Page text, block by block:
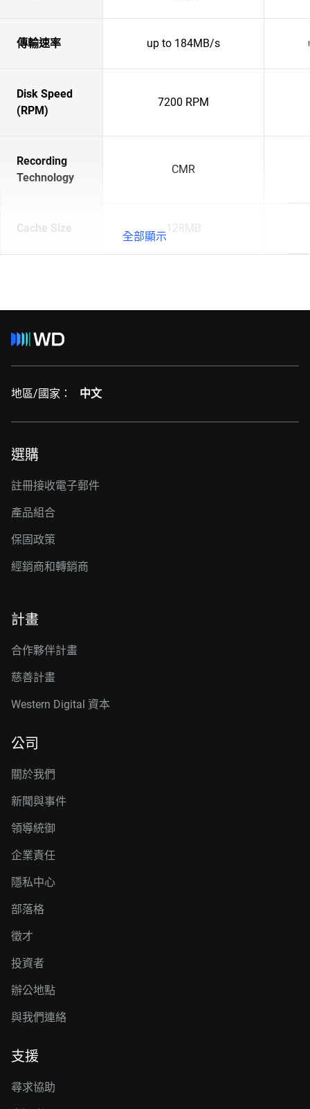
傳輸速率 up to 184MB/s
Disk Speed
(RPM)
7200 RPM
Recording
Technology
CMR
Cache Size 128MB
全部顯示
地區/國家： 中文
選購
註冊接收電子郵件
產品組合
保固政策
經銷商和轉銷商
計畫
合作夥伴計畫
慈善計畫
Western Digital 資本
公司
關於我們
新聞與事件
領導統御
企業責任
隱私中心
部落格
徵才
投資者
辦公地點
與我們連絡
支援
尋求協助